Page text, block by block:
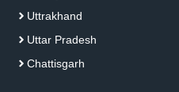
Uttrakhand
Uttar Pradesh
Chattisgarh